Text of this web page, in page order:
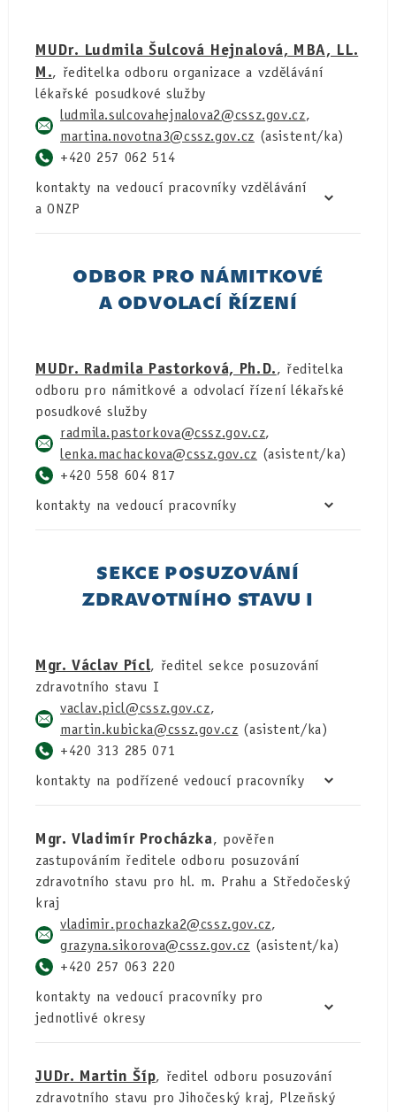
MUDr. Ludmila Šulcová Hejnalová, MBA, LL.
M., ředitelka odboru organizace a vzdělávání
lékařské posudkové služby
ludmila.sulcovahejnalova2
,
martina.novotna3
(asistent/ka)
+420 257 062 514
kontakty na vedoucí pracovníky vzdělávání
a ONZP
ODBOR PRO NÁMITKOVÉ
A ODVOLACÍ ŘÍZENÍ
MUDr. Radmila Pastorková, Ph.D., ředitelka
odboru pro námitkové a odvolací řízení lékařské
posudkové služby
radmila.pastorkova
,
lenka.machackova
(asistent/ka)
+420 558 604 817
kontakty na vedoucí pracovníky
SEKCE POSUZOVÁNÍ
ZDRAVOTNÍHO STAVU I
Mgr. Václav Pícl, ředitel sekce posuzování
zdravotního stavu I
vaclav.picl
,
martin.kubicka
(asistent/ka)
+420 313 285 071
kontakty na podřízené vedoucí pracovníky
Mgr. Vladimír Procházka, pověřen
zastupováním ředitele odboru posuzování
zdravotního stavu pro hl. m. Prahu a Středočeský
kraj
vladimir.prochazka2
,
grazyna.sikorova
(asistent/ka)
+420 257 063 220
kontakty na vedoucí pracovníky pro
jednotlivé okresy
JUDr. Martin Šíp, ředitel odboru posuzování
zdravotního stavu pro Jihočeský kraj, Plzeňský